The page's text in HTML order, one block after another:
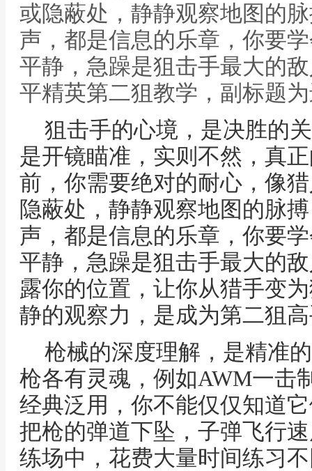
或隐蔽处，静静观察地图的
声，都是信息的乐章，你要
平静，急躁是狙击手最大的
平精英第二狙教学，副标题
狙击手的心境，是决胜的
是开镜瞄准，实则不然，真
前，你需要绝对的耐心，像
隐蔽处，静静观察地图的脉
声，都是信息的乐章，你要
平静，急躁是狙击手最大的
露你的位置，让你从猎手变
静的观察力，是成为第二狙
枪械的深度理解，是精准
枪各有灵魂，例如AWM一击
经典泛用，你不能仅仅知道
把枪的弹道下坠，子弹飞行
练场中，花费大量时间练习